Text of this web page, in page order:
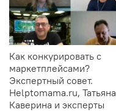
Как конкурировать с
маркетплейсами?
Экспертный совет.
Helptomama.ru, Татьяна
Каверина и эксперты